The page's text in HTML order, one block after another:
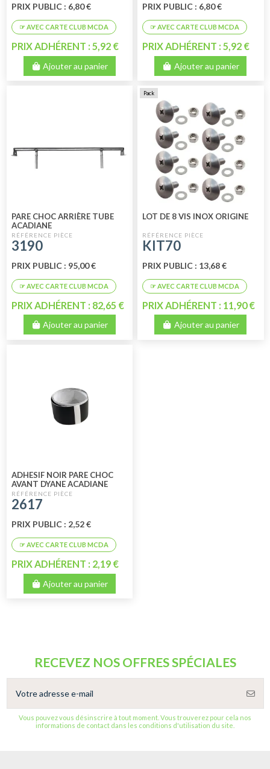
PRIX PUBLIC : 6,80 €
PRIX ADHÉRENT : 5,92 €
Ajouter au panier
PRIX PUBLIC : 6,80 €
PRIX ADHÉRENT : 5,92 €
Ajouter au panier
PARE CHOC ARRIÈRE TUBE
ACADIANE
3190
PRIX PUBLIC : 95,00 €
PRIX ADHÉRENT : 82,65 €
Ajouter au panier
Pack
LOT DE 8 VIS INOX ORIGINE
KIT70
PRIX PUBLIC : 13,68 €
PRIX ADHÉRENT : 11,90 €
Ajouter au panier
ADHESIF NOIR PARE CHOC
AVANT DYANE ACADIANE
HAUTEUR 35 MM
2617
PRIX PUBLIC : 2,52 €
PRIX ADHÉRENT : 2,19 €
Ajouter au panier
RECEVEZ NOS OFFRES SPÉCIALES
Vous pouvez vous désinscrire à tout moment. Vous trouverez pour cela nos
informations de contact dans les conditions d'utilisation du site.